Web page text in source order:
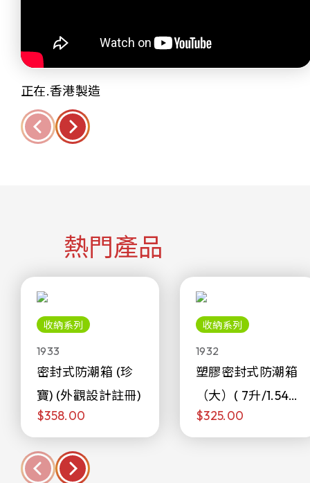
正在.香港製造
熱門產品
收納系列
1933
密封式防潮箱 (珍
寶) (外觀設計註冊)
$358.00
收納系列
1932
塑膠密封式防潮箱
（大）( 7升/1.54加
侖)
$325.00